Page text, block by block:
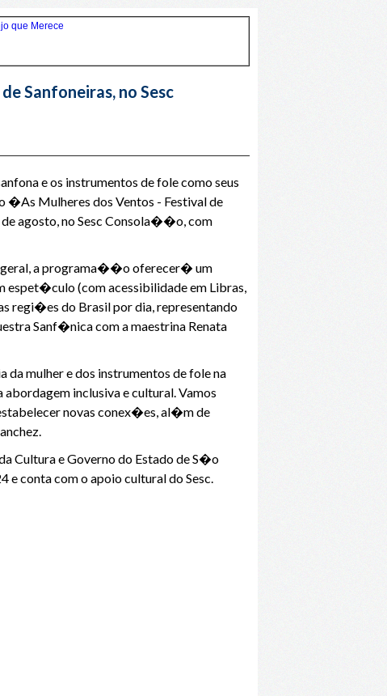
Sanfoneiras, no Sesc
e os instrumentos de fole como seus
�As Mulheres dos Ventos - Festival de
agosto, no Sesc Consola��o, com
geral, a programa��o oferecer� um
espet�culo (com acessibilidade em Libras,
regi�es do Brasil por dia, representando
Sanf�nica com a maestrina Renata
mulher e dos instrumentos de fole na
inclusiva e cultural. Vamos
novas conex�es, al�m de
Cultura e Governo do Estado de S�o
e conta com o apoio cultural do Sesc.